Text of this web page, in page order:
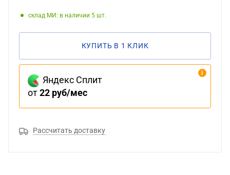
Склад МИ: в наличии 5
КУПИТЬ В 1 КЛИК
Яндекс Сплит
от22 руб/мес
Рассчитать доставку